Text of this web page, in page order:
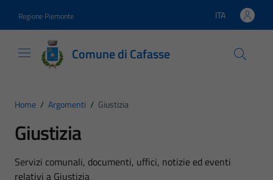
Regione Piemonte Lingua attiva:
ITA
Comune di Cafasse
Home / Argomenti / Giustizia
Giustizia
Dettagli dell'argomento
Servizi comunali, documenti, uffici, notizie ed eventi
relativi a Giustizia